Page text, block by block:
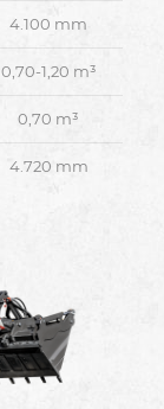
4.100 mm
0,70-1,20 m³
0,70 m³
4.720 mm